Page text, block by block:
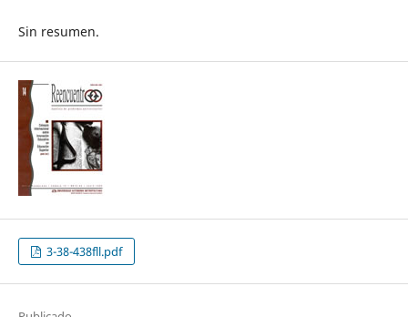
Sin resumen.
3-38-438fll.pdf